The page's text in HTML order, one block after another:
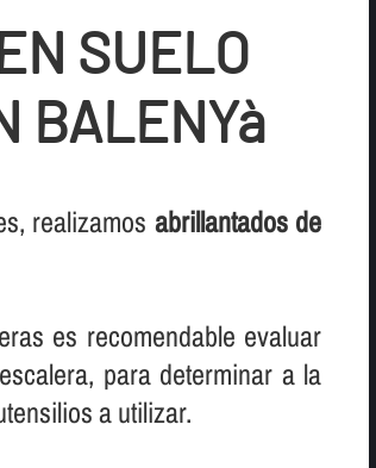
SUELO
BALENYà
realizamos abrillantados de
es recomendable evaluar
para determinar a la
a utilizar.